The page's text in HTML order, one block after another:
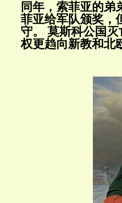
同年，索菲亚的弟
菲亚给军队颁奖，
守。
莫斯科公国
权更趋向新教和北